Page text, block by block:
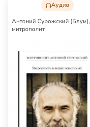
Аудио
Антоний Сурожский (Блум),
митрополит